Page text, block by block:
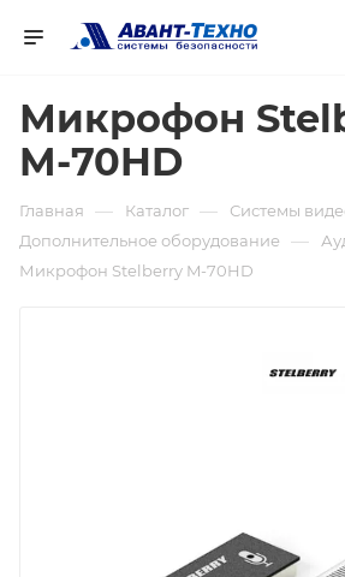
Микрофон
M-70HD
Главная — Каталог — Системы
Дополнительное оборудование —
Микрофон Stelberry M-70HD